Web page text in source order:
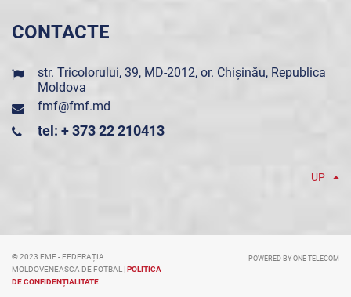
CONTACTE
str. Tricolorului, 39, MD-2012, or. Chișinău, Republica
Moldova
fmf@fmf.md
tel: + 373 22 210413
UP
© 2023 FMF - FEDERAȚIA
MOLDOVENEASCA DE FOTBAL |POLITICA
DE CONFIDENȚIALITATE
POWERED BY ONE TELECOM